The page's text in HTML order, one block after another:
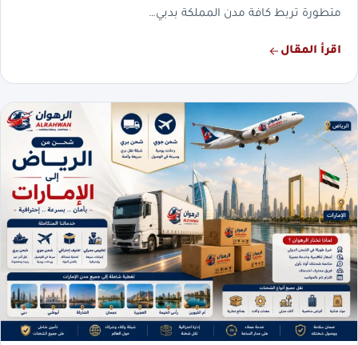
متطورة تربط كافة مدن المملكة بدبي…
اقرأ المقال